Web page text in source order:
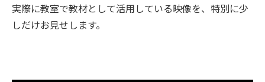
実際に教室で教材として活用している映像を、特別に少
しだけお見せします。